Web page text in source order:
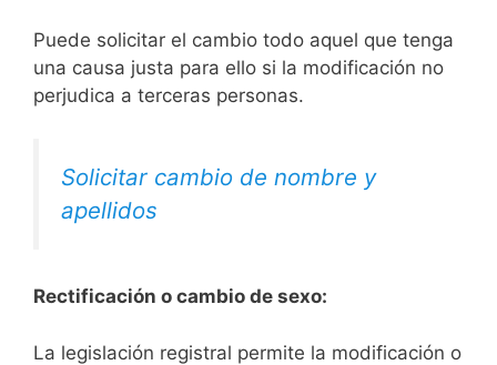
Puede solicitar el cambio todo aquel que tenga
una causa justa para ello si la modificación no
perjudica a terceras personas.
Solicitar cambio de nombre y
apellidos
Rectificación o cambio de sexo:
La legislación registral permite la modificación o